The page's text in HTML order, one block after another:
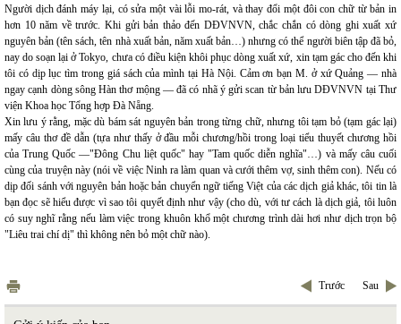
Người dịch đánh máy lại, có sửa một vài lỗi mo-rát, và thay đổi một đôi con chữ từ bản in
hơn 10 năm về trước. Khi gửi bản thảo đến DĐVNVN, chắc chắn có dòng ghi xuất xứ
nguyên bản (tên sách, tên nhà xuất bản, năm xuất bản…) nhưng có thể người biên tập đã bỏ,
nay do soạn lại ở Tokyo, chưa có điều kiện khôi phục dòng xuất xứ, xin tạm gác cho đến khi
tôi có dịp lục tìm trong giá sách của mình tại Hà Nội. Cảm ơn bạn M. ở xứ Quảng ― nhà
ngay cạnh dòng sông Hàn thơ mộng ― đã có nhã ý gửi scan từ bản lưu DĐVNVN tại Thư
viện Khoa học Tổng hợp Đà Nẵng.
Xin lưu ý rằng, mặc dù bám sát nguyên bản trong từng chữ, nhưng tôi tạm bỏ (tạm gác lại)
mấy câu thơ đề dẫn (tựa như thấy ở đầu mỗi chương/hồi trong loại tiểu thuyết chương hồi
của Trung Quốc ―"Đông Chu liệt quốc" hay "Tam quốc diễn nghĩa"…) và mấy câu cuối
cùng của truyện này (nói về việc Ninh ra làm quan và cưới thêm vợ, sinh thêm con). Nếu có
dịp đối sánh với nguyên bản hoặc bản chuyển ngữ tiếng Việt của các dịch giả khác, tôi tin là
bạn đọc sẽ hiểu được vì sao tôi quyết định như vậy (cho dù, với tư cách là dịch giả, tôi luôn
có suy nghĩ rằng nếu làm việc trong khuôn khổ một chương trình dài hơi như dịch trọn bộ
"Liêu trai chí dị" thì không nên bỏ một chữ nào).
Trước Sau